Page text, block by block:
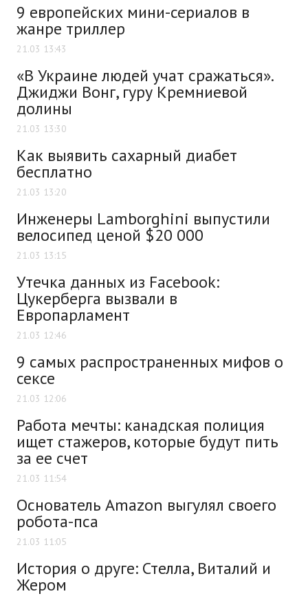
9 европейских мини-сериалов в
жанре триллер
21.03 13:43
«В Украине людей учат сражаться».
Джиджи Вонг, гуру Кремниевой
долины
21.03 13:30
Как выявить сахарный диабет
бесплатно
21.03 13:20
Инженеры Lamborghini выпустили
велосипед ценой $20 000
21.03 13:15
Утечка данных из Facebook:
Цукерберга вызвали в
Европарламент
21.03 12:46
9 самых распространенных мифов о
сексе
21.03 12:06
Работа мечты: канадская полиция
ищет стажеров, которые будут пить
за ее счет
21.03 11:54
Основатель Amazon выгулял своего
робота-пса
21.03 11:05
История о друге: Стелла, Виталий и
Жером